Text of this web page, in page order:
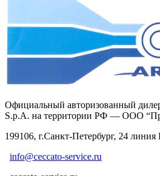
Официальный авторизованный
S.p.A. на территории РФ — ООО
199106, г.Санкт-Петербург, 24
info@ceccato-service.ru